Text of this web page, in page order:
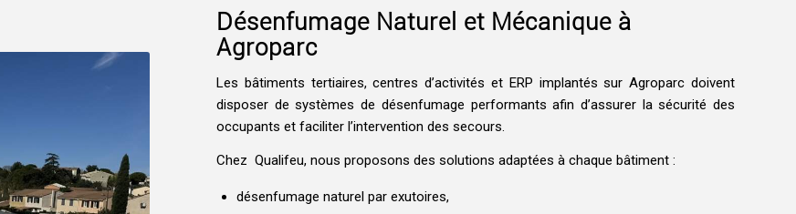
Désenfumage Naturel et Mécanique à
Agroparc
Les bâtiments tertiaires, centres d’activités et ERP implantés sur Agroparc doivent
disposer de systèmes de désenfumage performants afin d’assurer la sécurité des
occupants et faciliter l’intervention des secours.
Chez Qualifeu, nous proposons des solutions adaptées à chaque bâtiment :
désenfumage naturel par exutoires,